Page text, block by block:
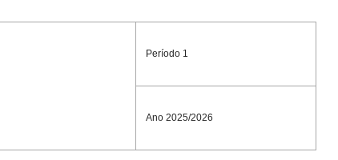
Período 1
Ano 2025/2026